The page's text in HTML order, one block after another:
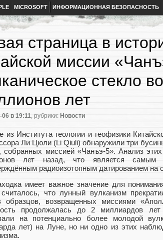
MICROSOFT ИНФОРМАЦИОННАЯ БЕЗОПАСНОСТЬ
страница в
миссии
стекло
лет
06 в 19:11, рубрики: Новости
из Института геологии и геофизики
Ли Цюли (Li Qiuli) обнаружили три
собранных миссией «Чанъэ-5». Анализ
лет назад, что является самым
радиоизотопным датированием на
имеет важное значение для
что лунный вулканизм
образцов, возвращенных миссиями
продолжалась до 2 миллиардов
на потенциально более молодой
лет) на Луне, но ни одно из этих